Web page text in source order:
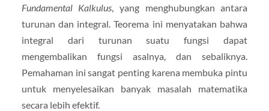
Fundamental Kalkulus , yang menghubungkan antara
turunan dan integral. Teorema ini menyatakan bahwa
integral dari turunan suatu fungsi dapat
mengembalikan fungsi asalnya, dan sebaliknya.
Pemahaman ini sangat penting karena membuka pintu
untuk menyelesaikan banyak masalah matematika
secara lebih efektif.